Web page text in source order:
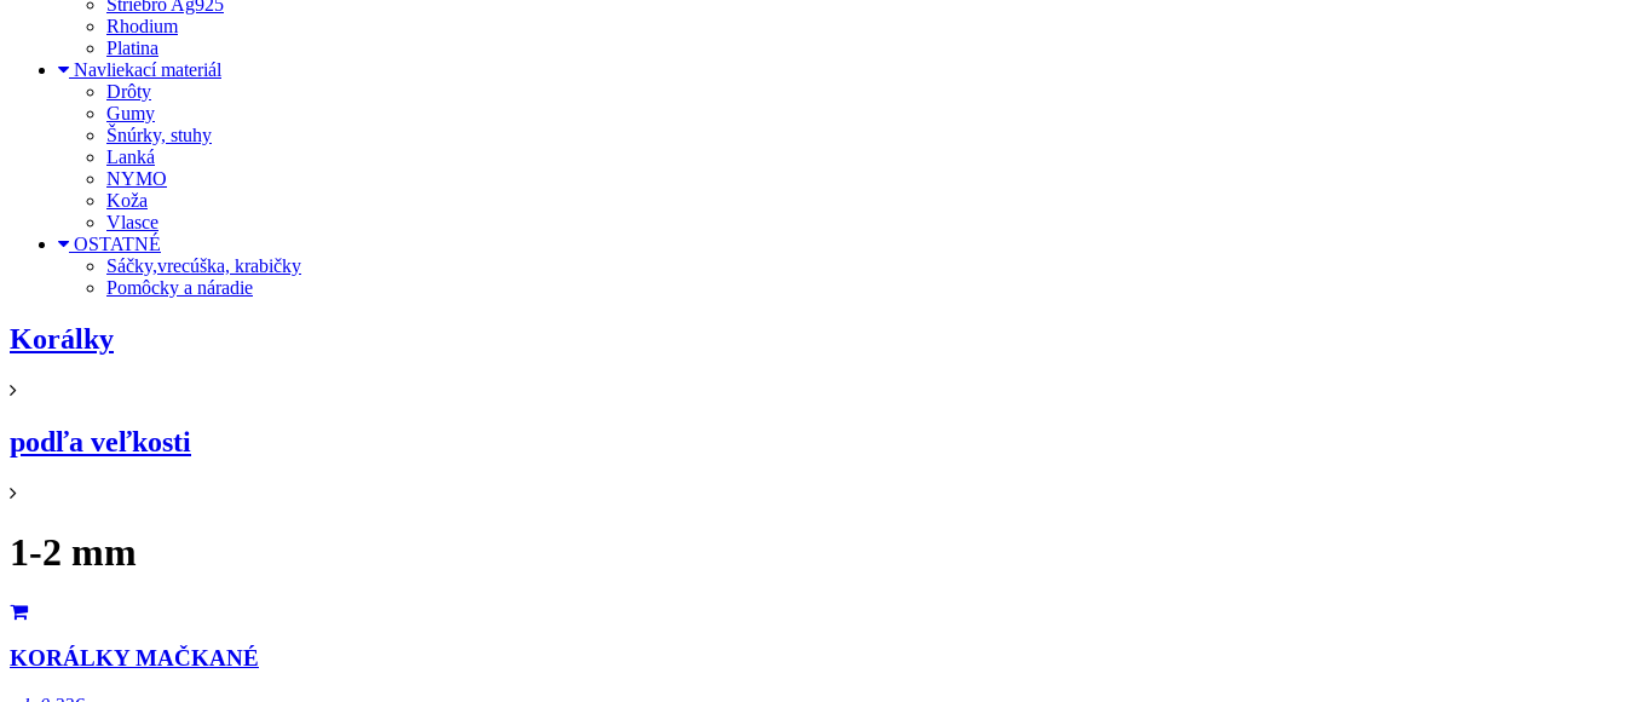
Striebro Ag925
Rhodium
Platina
Navliekací materiál
Drôty
Gumy
Šnúrky, stuhy
Lanká
NYMO
Koža
Vlasce
OSTATNÉ
Sáčky,vrecúška, krabičky
Pomôcky a náradie
Korálky
podľa veľkosti
1-2 mm
KORÁLKY MAČKANÉ